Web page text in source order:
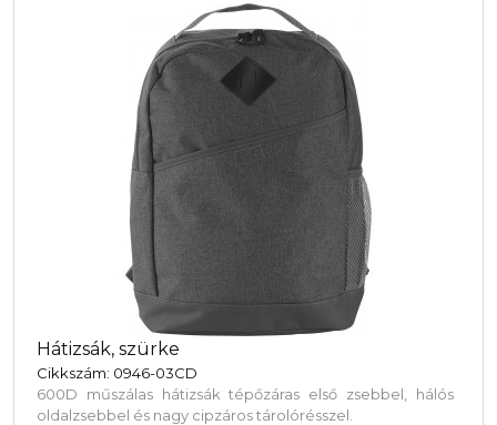
Hátizsák, szürke
Cikkszám: 0946-03CD
600D műszálas hátizsák tépőzáras első zsebbel, hálós
oldalzsebbel és nagy cipzáros tárolórésszel.